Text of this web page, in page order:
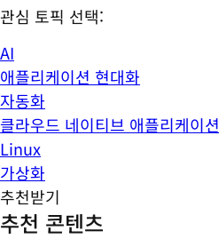
관심 토픽 선택:
AI
애플리케이션 현대화
자동화
클라우드 네이티브 애플리케이션
Linux
가상화
추천받기
추천 콘텐츠